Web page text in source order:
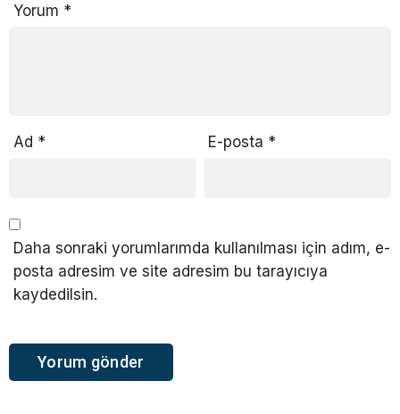
Yorum *
Ad * E-posta *
Daha sonraki yorumlarımda kullanılması için adım, e-
posta adresim ve site adresim bu tarayıcıya
kaydedilsin.